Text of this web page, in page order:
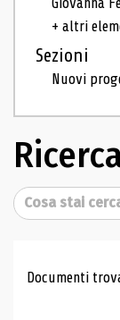
+ altri
Sezioni
Nuovi
Cerca
Documenti